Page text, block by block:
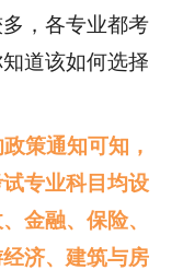
，各专业都考
道该如何选择
策通知可知，
专业科目均设
金融、保险、
济、建筑与房